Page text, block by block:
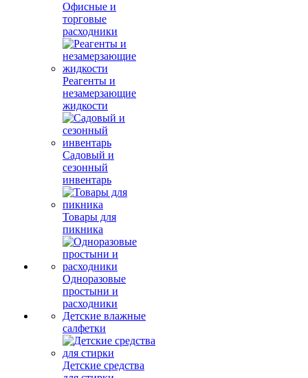
Офисные и
торговые
расходники
Реагенты и
незамерзающие
жидкости
Садовый и
сезонный
инвентарь
Товары для
пикника
Одноразовые
простыни и
расходники
Детские влажные
салфетки
Детские средства